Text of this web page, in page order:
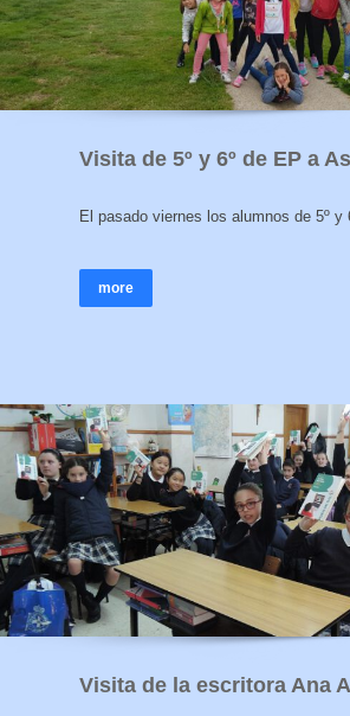
Visita de 5º y 6º de EP a
El pasado viernes los alumnos de 5º y
more
Visita de la escritora Ana